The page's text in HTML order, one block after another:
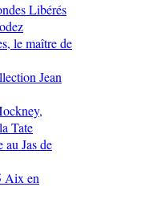
Libérés
le maître de
Jean
Tate
au Jas de
Aix en